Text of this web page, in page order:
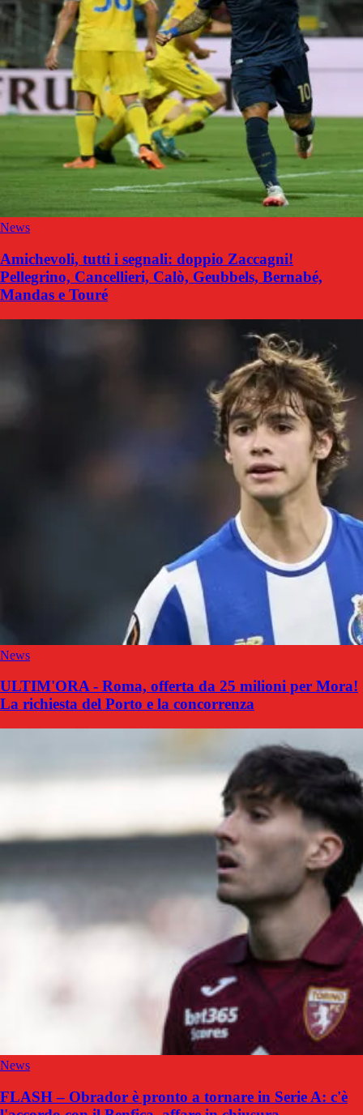
News
Amichevoli, tutti i segnali: doppio Zaccagni!
Pellegrino, Cancellieri, Calò, Geubbels, Bernabé,
Mandas e Touré
News
ULTIM'ORA - Roma, offerta da 25 milioni per Mora!
La richiesta del Porto e la concorrenza
News
FLASH – Obrador è pronto a tornare in Serie A: c'è